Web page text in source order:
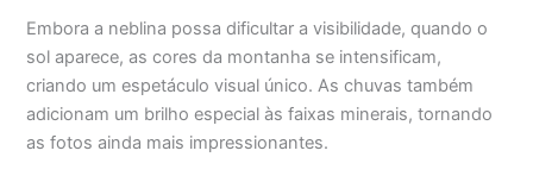
Embora a neblina possa dificultar a visibilidade, quando o
sol aparece, as cores da montanha se intensificam,
criando um espetáculo visual único. As chuvas também
adicionam um brilho especial às faixas minerais, tornando
as fotos ainda mais impressionantes.